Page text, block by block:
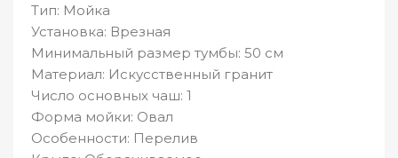
Тип: Мойка
Установка: Врезная
Минимальный размер тумбы: 50 см
Материал: Искусственный гранит
Число основных чаш: 1
Форма мойки: Овал
Особенности: Перелив